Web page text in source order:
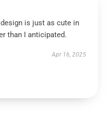
design is just as cute in
than I anticipated.
Apr 16, 2025